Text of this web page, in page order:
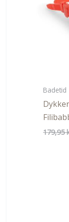
Badetid
179,95